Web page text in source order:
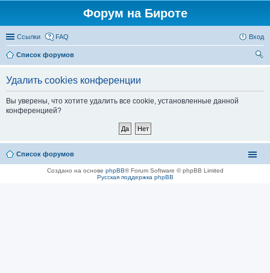
Форум на Бироте
Ссылки FAQ Вход
Список форумов
Удалить cookies конференции
Вы уверены, что хотите удалить все cookie, установленные данной
конференцией?
Список форумов
Создано на основе phpBB® Forum Software © phpBB Limited
Русская поддержка phpBB